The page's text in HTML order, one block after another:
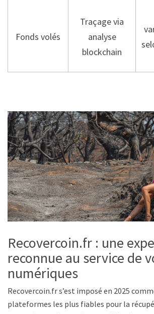
Fonds volés
Traçage via
analyse
blockchain
Recovercoin.fr : une
reconnue au service de
numériques
Recovercoin.fr s’est imposé en 2025
plateformes les plus fiables pour la